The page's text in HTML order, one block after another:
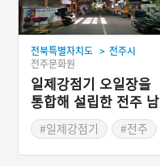
전북특별자치도 > 전주시
전주문화원
일제강점기 오일장을
통합해 설립한 전주 남
부시장
#일제강점기
#전주